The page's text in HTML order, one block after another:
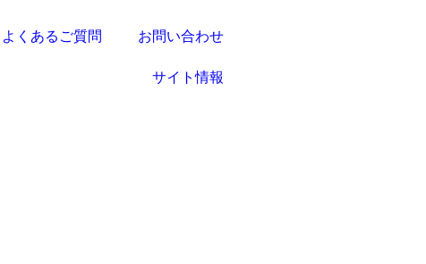
よくあるご質問 お問い合わせ
サイト情報